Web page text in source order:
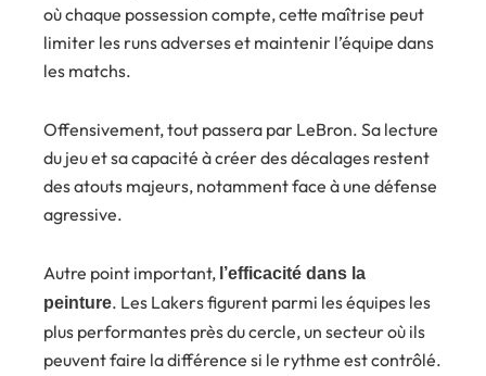
où chaque possession compte, cette maîtrise peut
limiter les runs adverses et maintenir l’équipe dans
les matchs.
Offensivement, tout passera par LeBron. Sa lecture
du jeu et sa capacité à créer des décalages restent
des atouts majeurs, notamment face à une défense
agressive.
Autre point important, l’efficacité dans la
peinture. Les Lakers figurent parmi les équipes les
plus performantes près du cercle, un secteur où ils
peuvent faire la différence si le rythme est contrôlé.